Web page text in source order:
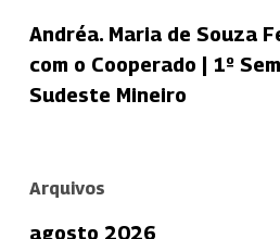
Andréa. Maria de Souza
com o Cooperado | 1º
Sudeste Mineiro
Arquivos
agosto 2026